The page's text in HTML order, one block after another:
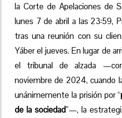
la Corte de Apelaciones de
lunes 7 de abril a las 23:59,
tras una reunión con su
Yáber el jueves. En lugar de
el tribunal de alzada
noviembre de 2024, cuando
unánimemente la prisión por “
de la sociedad”—, la